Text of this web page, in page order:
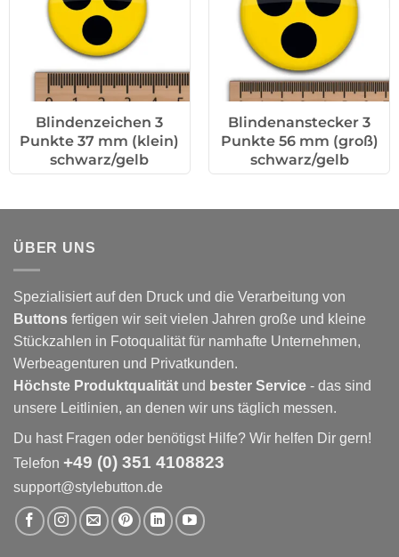
Blindenzeichen 3
Punkte 37 mm (klein)
schwarz/gelb
Blindenanstecker 3
Punkte 56 mm (groß)
schwarz/gelb
ÜBER UNS
Spezialisiert auf den Druck und die Verarbeitung von
Buttons fertigen wir seit vielen Jahren große und kleine
Stückzahlen in Fotoqualität für namhafte Unternehmen,
Werbeagenturen und Privatkunden.
Höchste Produktqualität und bester Service - das sind
unsere Leitlinien, an denen wir uns täglich messen.
Du hast Fragen oder benötigst Hilfe? Wir helfen Dir gern!
Telefon +49 (0) 351 4108823
support@stylebutton.de